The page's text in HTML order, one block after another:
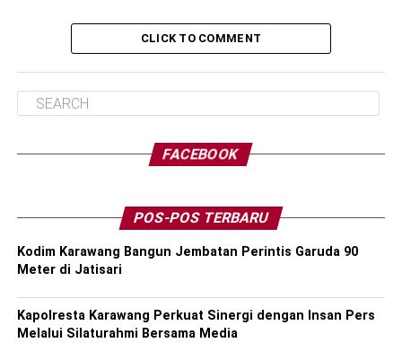
CLICK TO COMMENT
FACEBOOK
POS-POS TERBARU
Kodim Karawang Bangun Jembatan Perintis Garuda 90
Meter di Jatisari
Kapolresta Karawang Perkuat Sinergi dengan Insan Pers
Melalui Silaturahmi Bersama Media